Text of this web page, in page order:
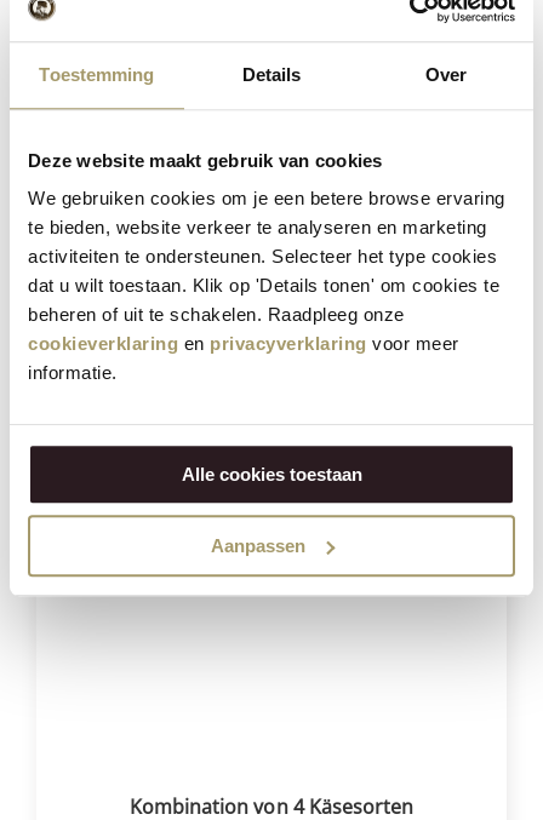
Toestemming Details Over
Deze website maakt gebruik van cookies
We gebruiken cookies om je een betere browse ervaring
te bieden, website verkeer te analyseren en marketing
activiteiten te ondersteunen. Selecteer het type cookies
dat u wilt toestaan. Klik op 'Details tonen' om cookies te
beheren of uit te schakelen. Raadpleeg onze
cookieverklaring en privacyverklaring voor meer
informatie.
Alle cookies toestaan
Aanpassen
Henri Willig Selektion von 12 Käse
181,40
Kombination von 4 Käsesorten